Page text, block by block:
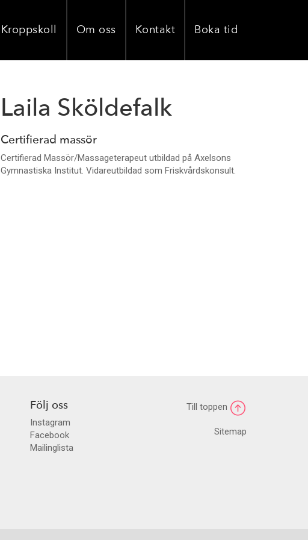
Kroppskoll Om oss Kontakt Boka tid
Laila Sköldefalk
Certifierad massör
Certifierad Massör/Massageterapeut utbildad på Axelsons
Gymnastiska Institut. Vidareutbildad som Friskvårdskonsult.
Följ oss
Instagram
Facebook
Mailinglista
Till toppen
Sitemap